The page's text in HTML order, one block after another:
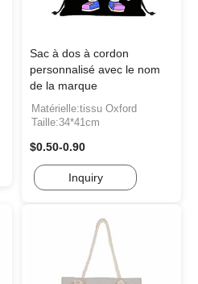
Sac à dos à cordon
personnalisé avec le nom
de la marque
Matérielle:tissu Oxford
Taille:34*41cm
$0.50-0.90
Inquiry